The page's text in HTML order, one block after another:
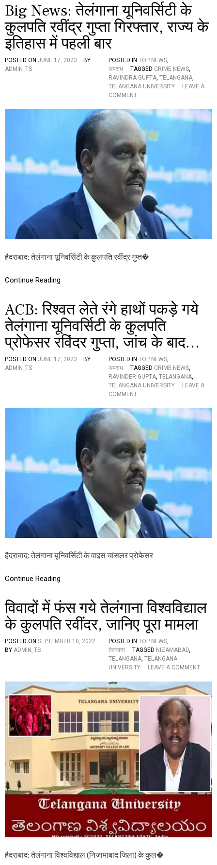
Big News: तेलंगाना यूनिवर्सिटी के
कुलपति रवींद्र गुप्ता गिरफ्तार, राज्य के
इतिहास में पहली बार
POSTED ON JUNE 17, 2023
BY
ADMIN_TS
POSTED IN TOP NEWS,
अपराध
TAGGED CRIME NEWS,
RAVINDRA GUPTA, TELANGANA,
TELANGANA UNIVERSITY
LEAVE A
COMMENTO
B
I
G
N
E
W
S
:
ते
लं
गा
ना
यू
नि
व
के
र
वीं
द्र
गु
प्ता
र
फ्ता
र
,
रा
के
ति
हा
स
में
प
ह
ली
बा
र
हैदराबाद: तेलंगाना यूनिवर्सिटी के कुलपति रवींद्र गुप्त�
Continue Reading
ACB: रिश्वत लेते रंगे हाथों पकड़े गये
तेलंगाना यूनिवर्सिटी के कुलपति
प्रोफेसर रविंदर गुप्ता, जांच के बाद…
POSTED ON JUNE 17, 2023
BY
ADMIN_TS
POSTED IN TOP NEWS
अपराध
TAGGED CRIME NEWS
RAVINDER GUPTA TELANGANA
TELANGANA UNIVERSITY
LEAVE A
COMMENTO
A
C
B
रि
श्व
त
ले
ते
रं
गे
हा
थों
प
क
ग
ये
यू
नि
व
र्सि
टी
के
कु
ल
ति
प्रो
फे
र
विं
र
गु
प्ता
,
जां
च
के
द
…
हैदराबाद: तेलंगाना यूनिवर्सिटी के वाइस चांसलर प्रोफेसर
Continue Reading
विवादों में फंस गये तेलंगाना विश्वविद्याल
के कुलपति रवींदर, जानिए पूरा मामला
POSTED ON SEPTEMBER 10, 2022
BY ADMIN_TS
POSTED IN TOP NEWS,
तेलंगाना
TAGGED NIZAMABAD,
TELANGANA, TELANGANA
UNIVERSITY
LEAVE A COMMENTO
वा
ये
वि
ल
के
हैदराबाद: तेलंगाना विश्वविद्याल (निजामाबाद जिला) के कुल�